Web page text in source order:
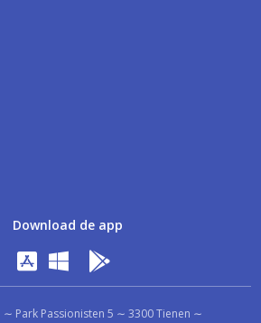
Download de app
Park Passionisten 5 ∼ 3300 Tienen ∼